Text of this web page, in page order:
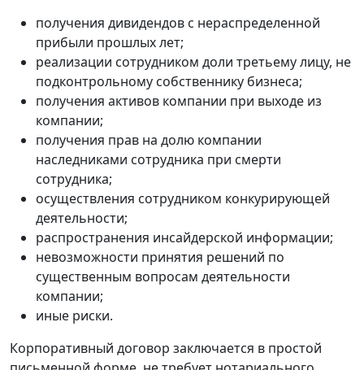
получения дивидендов с нераспределенной
прибыли прошлых лет;
реализации сотрудником доли третьему лицу, не
подконтрольному собственнику бизнеса;
получения активов компании при выходе из
компании;
получения прав на долю компании
наследниками сотрудника при смерти
сотрудника;
осуществления сотрудником конкурирующей
деятельности;
распространения инсайдерской информации;
невозможности принятия решений по
существенным вопросам деятельности
компании;
иные риски.
Корпоративный договор заключается в простой